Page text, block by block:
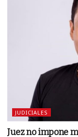
JUDICIALES
Juez no impone